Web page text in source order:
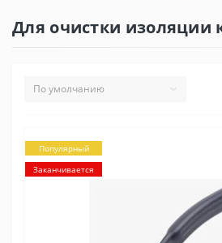
Для очистки изоляции
Популярный
Заканчивается